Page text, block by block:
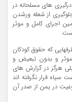
های مسلحانه در
از شعله ورشدن
اجرای کامل و موثر
که حقوق کودکان
و بدون تبعیض و
هرگز در گزارش های
سیاه قرار نگرفته اند
در یمن از صدر آن